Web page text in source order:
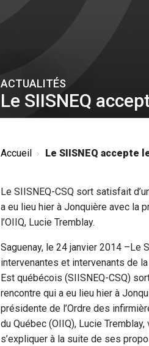
ACTUALITÉS
Le SIISNEQ
Accueil Le SIISNEQ accepte
Le SIISNEQ-CSQ sort satisfait
a eu lieu hier à Jonquière avec la
l’OIIQ, Lucie Tremblay.
Saguenay, le 24 janvier 2014 –Le
intervenantes et intervenants de
Est québécois (SIISNEQ-CSQ)
rencontre qui a eu lieu hier à
présidente de l’Ordre des
du Québec (OIIQ), Lucie Tremblay,
s’expliquer à la suite de ses